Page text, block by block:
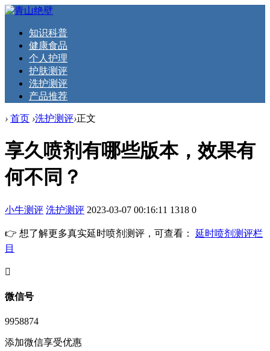
知识科普
健康食品
个人护理
护肤测评
洗护测评
产品推荐
› 首页 ›洗护测评›正文
享久喷剂有哪些版本，效果有
何不同？
小牛测评 洗护测评 2023-03-07 00:16:11 1318 0
👉 想了解更多真实延时喷剂测评，可查看： 延时喷剂测评栏
目
󦘖
微信号
9958874
添加微信享受优惠